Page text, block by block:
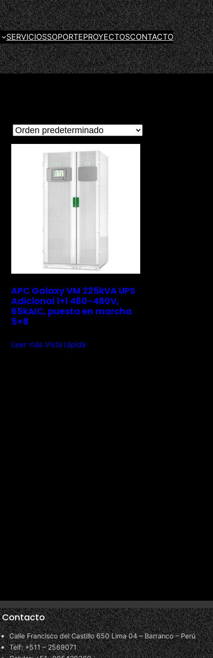
SERVICIOSSOPORTEPROYECTOSCONTACTO
APC Galaxy VM 225kVA UPS
Adicional 1+1 480-480V,
65kAIC, puesta en marcha
5×8
Leer más Vista rápida
Contacto
Calle Francisco del Castillo 650 Lima 04 – Barranco – Perú
Telf: +511 – 2569071